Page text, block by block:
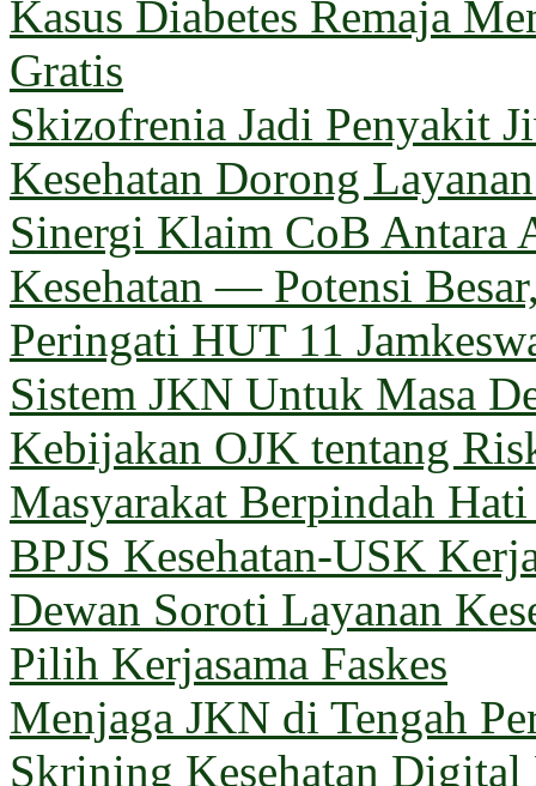
Kasus Diabetes Remaja
Gratis
Skizofrenia Jadi Penyakit
Kesehatan Dorong
Sinergi Klaim CoB Antara
Kesehatan — Potensi
Peringati HUT 11
Sistem JKN Untuk Masa
Kebijakan OJK tentang
Masyarakat Berpindah
BPJS Kesehatan-USK
Dewan Soroti Layanan
Pilih Kerjasama Faskes
Menjaga JKN di Tengah
Skrining Kesehatan Digital